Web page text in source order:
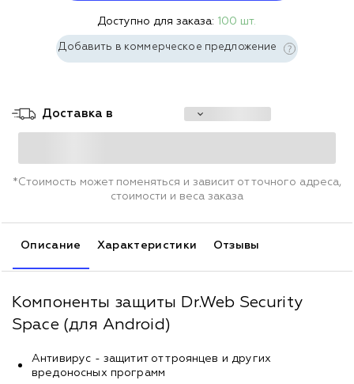
Доступно для заказа: 100 шт.
Добавить в коммерческое предложение
Доставка в
*Стоимость может поменяться и зависит от точного адреса,
стоимости и веса заказа
Описание Характеристики Отзывы
Компоненты защиты Dr.Web Security
Space (для Android)
Антивирус - защитит от троянцев и других
вредоносных программ